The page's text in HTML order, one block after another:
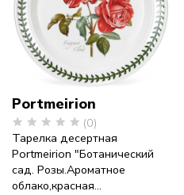
Portmeirion
(0)
Тарелка десертная
Portmeirion "Ботанический
сад. Розы.Ароматное
облако,красная...